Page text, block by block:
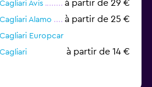
Avis
à partir de 29 €
Alamo à partir de 25 €
Europcar
à partir de 14 €